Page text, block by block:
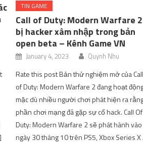
TIN GAME
Call of Duty: Modern Warfare 2
bị hacker xâm nhập trong bản
open beta – Kênh Game VN
January 4, 2023 Quynh Nhu
Rate this post Bản thử nghiệm mở của Call
of Duty: Modern Warfare 2 đang hoạt
mặc dù nhiều người chơi phát hiện ra
phần chơi mạng đã gặp sự cố hack. Call Of
Duty: Modern Warfare 2 sẽ phát hành vào
ngày 30 tháng 10 trên PS5, Xbox Series